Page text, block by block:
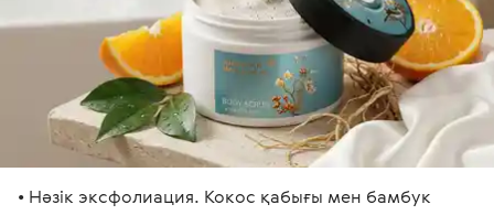
• Нәзік эксфолиация. Кокос қабығы мен бамбук